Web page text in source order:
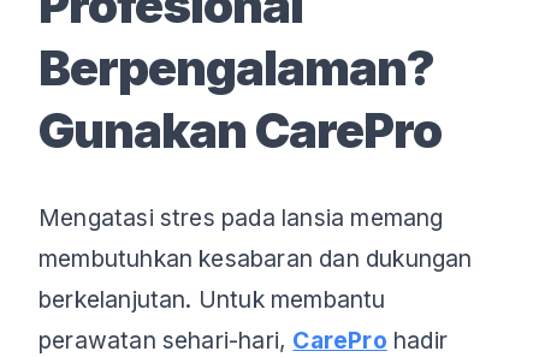
Berpengalaman?
Gunakan CarePro
Mengatasi stres pada lansia memang
membutuhkan kesabaran dan dukungan
berkelanjutan. Untuk membantu
perawatan sehari-hari, CarePro hadir